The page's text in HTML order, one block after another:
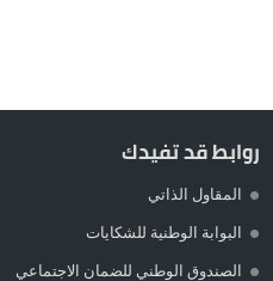
روابط قد تفيدك
المقاول الذاتي
البوابة الوطنية للشكايات
الصندوق الوطني للضمان الاجتماعي